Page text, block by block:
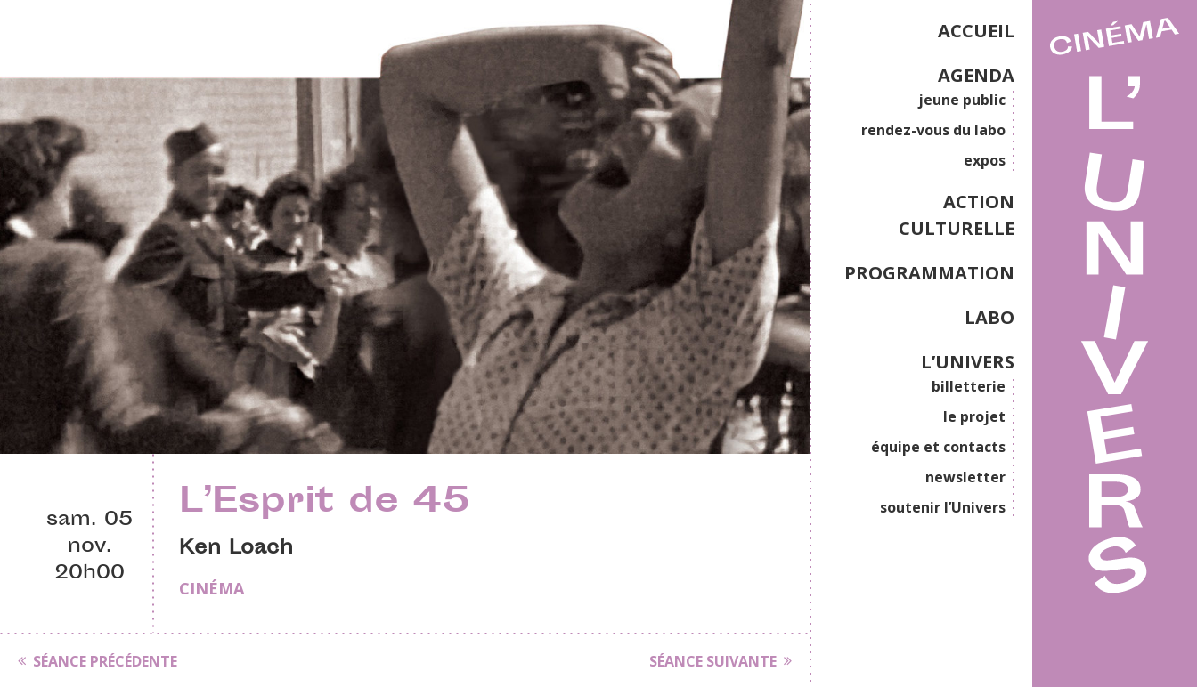
ACCUEIL
AGENDA
jeune public
rendez-vous du labo
expos
ACTION
CULTURELLE
PROGRAMMATION
LABO
L’UNIVERS
billetterie
le projet
équipe et contacts
newsletter
soutenir l’Univers
sam. 05
nov.
20h00
L’Esprit de 45
Ken Loach
CINÉMA
SÉANCE PRÉCÉDENTE SÉANCE SUIVANTE